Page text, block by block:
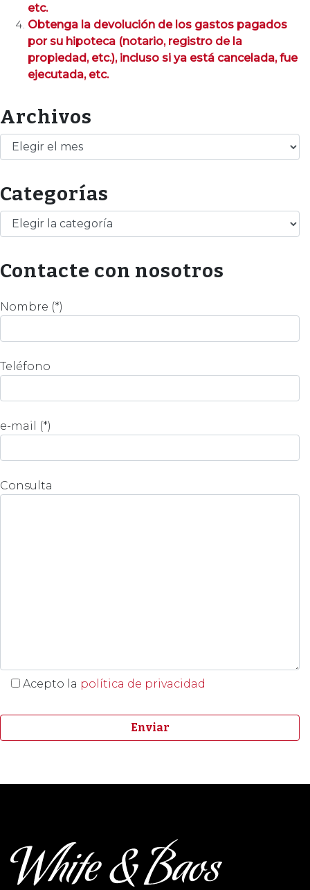
etc.
Obtenga la devolución de los gastos pagados
por su hipoteca (notario, registro de la
propiedad, etc.), incluso si ya está cancelada, fue
ejecutada, etc.
Archivos
Archivos
Categorías
Categorías
Contacte con nosotros
Nombre (*)
Teléfono
e-mail (*)
Consulta
Acepto la política de privacidad